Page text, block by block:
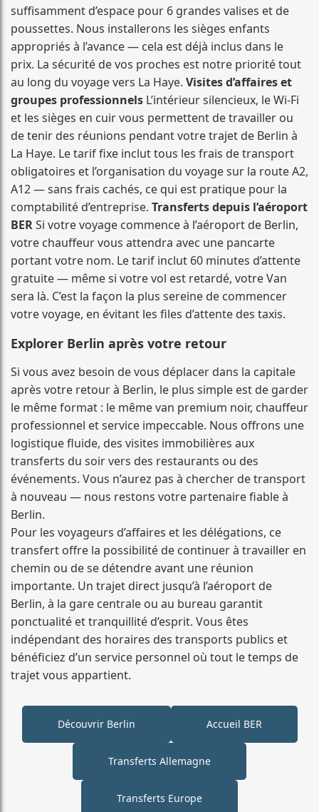
suffisamment d’espace pour 6 grandes valises et de
poussettes. Nous installerons les sièges enfants
appropriés à l’avance — cela est déjà inclus dans le
prix. La sécurité de vos proches est notre priorité tout
au long du voyage vers La Haye. Visites d’affaires et
groupes professionnels L’intérieur silencieux, le Wi-Fi
et les sièges en cuir vous permettent de travailler ou
de tenir des réunions pendant votre trajet de Berlin à
La Haye. Le tarif fixe inclut tous les frais de transport
obligatoires et l’organisation du voyage sur la route A2,
A12 — sans frais cachés, ce qui est pratique pour la
comptabilité d’entreprise. Transferts depuis l’aéroport
BERSi votre voyage commence à l’aéroport de Berlin,
votre chauffeur vous attendra avec une pancarte
portant votre nom. Le tarif inclut 60 minutes d’attente
gratuite — même si votre vol est retardé, votre Van
sera là. C’est la façon la plus sereine de commencer
votre voyage, en évitant les files d’attente des taxis.
Explorer Berlin après votre retour
Si vous avez besoin de vous déplacer dans la capitale
après votre retour à Berlin, le plus simple est de garder
le même format : le même van premium noir, chauffeur
professionnel et service impeccable. Nous offrons une
logistique fluide, des visites immobilières aux
transferts du soir vers des restaurants ou des
événements. Vous n’aurez pas à chercher de transport
à nouveau — nous restons votre partenaire fiable à
Berlin.
Pour les voyageurs d’affaires et les délégations, ce
transfert offre la possibilité de continuer à travailler en
chemin ou de se détendre avant une réunion
importante. Un trajet direct jusqu’à l’aéroport de
Berlin, à la gare centrale ou au bureau garantit
ponctualité et tranquillité d’esprit. Vous êtes
indépendant des horaires des transports publics et
bénéficiez d’un service personnel où tout le temps de
trajet vous appartient.
Découvrir Berlin Accueil BER
Transferts Allemagne
Transferts Europe